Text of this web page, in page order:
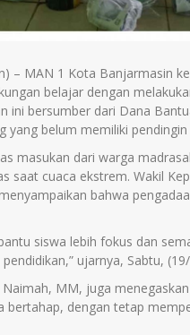
– MAN 1 Kota Banjarmasin
belajar dengan
ini bersumber dari Dana
yang belum memiliki
masukan dari warga
saat cuaca ekstrem. Wakil
bahwa
siswa lebih fokus dan
ujarnya, Sabtu,
MM, juga
dengan tetap